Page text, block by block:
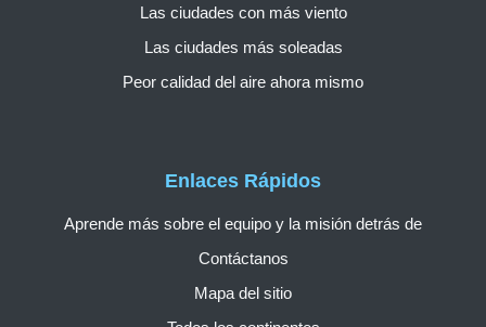
Enlaces Rápidos
Aprende más sobre el equipo y la misión detrás de
Contáctanos
Mapa del sitio
Las ciudades con más viento
Las ciudades más soleadas
Peor calidad del aire ahora mismo